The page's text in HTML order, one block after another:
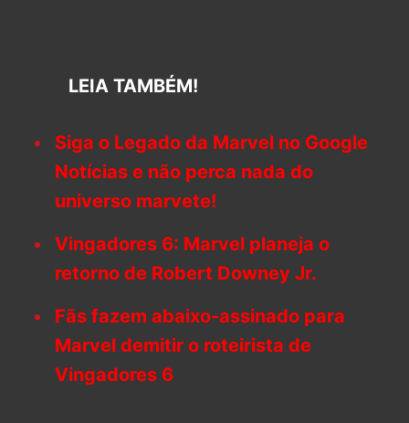
LEIA TAMBÉM!
Siga o Legado da Marvel no Google
Notícias e não perca nada do
universo marvete!
Vingadores 6: Marvel planeja o
retorno de Robert Downey Jr.
Fãs fazem abaixo-assinado para
Marvel demitir o roteirista de
Vingadores 6